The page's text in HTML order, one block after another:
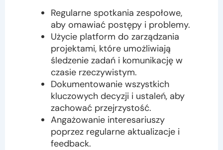
Regularne spotkania zespołowe,
aby omawiać postępy i problemy.
Użycie platform do zarządzania
projektami, które umożliwiają
śledzenie zadań i komunikację w
czasie rzeczywistym.
Dokumentowanie wszystkich
kluczowych decyzji i ustaleń, aby
zachować przejrzystość.
Angażowanie interesariuszy
poprzez regularne aktualizacje i
feedback.